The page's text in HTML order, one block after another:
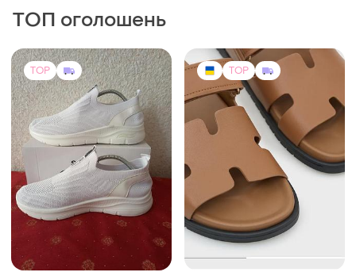
ТОП оголошень
TOP TOP